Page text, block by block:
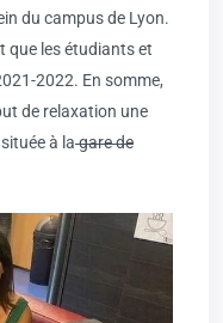
du campus de Lyon.
que les étudiants et
2022. En somme,
de relaxation une
à lagare de